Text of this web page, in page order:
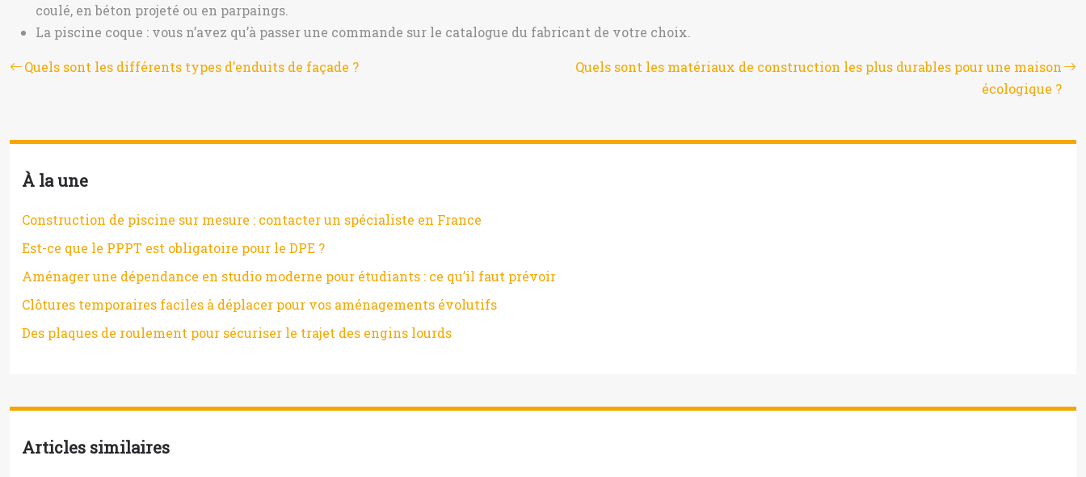
coulé, en béton projeté ou en parpaings.
La piscine coque : vous n’avez qu’à passer une commande sur le catalogue du fabricant de votre choix.
Quels sont les différents types d’enduits de façade ?
Quels sont les matériaux de construction les plus durables pour une maison
écologique ?
À la une
Construction de piscine sur mesure : contacter un spécialiste en France
Est-ce que le PPPT est obligatoire pour le DPE ?
Aménager une dépendance en studio moderne pour étudiants : ce qu’il faut prévoir
Clôtures temporaires faciles à déplacer pour vos aménagements évolutifs
Des plaques de roulement pour sécuriser le trajet des engins lourds
Articles similaires